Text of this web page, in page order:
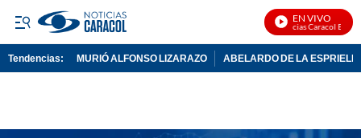
EN VIVO
Noticias Caracol En Vivo
Tendencias: MURIÓ ALFONSO LIZARAZO ABELARDO DE LA